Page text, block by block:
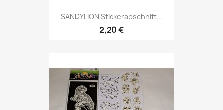
SANDYLION Stickerabschnitt...
2,20 €